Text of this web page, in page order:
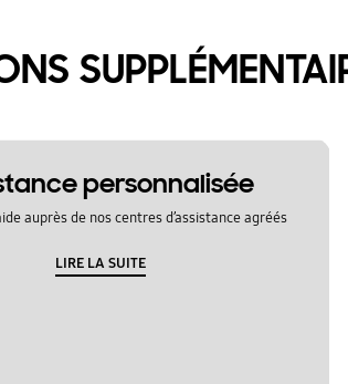
personnalisée
auprès de nos centres d’assistance agréés
LIRE LA SUITE